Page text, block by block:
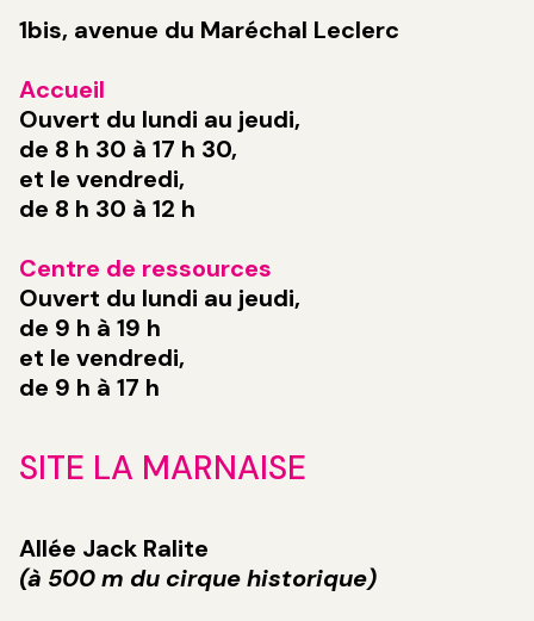
1bis, avenue du Maréchal Leclerc
Accueil
Ouvert du lundi au jeudi,
de 8 h 30 à 17 h 30,
et le vendredi,
de 8 h 30 à 12 h
Centre de ressources
Ouvert du lundi au jeudi,
de 9 h à 19 h
et le vendredi,
de 9 h à 17 h
SITE LA MARNAISE
Allée Jack Ralite
(à 500 m du cirque historique)